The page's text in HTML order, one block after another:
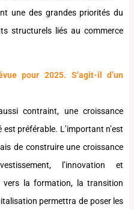
une des grandes priorités du
structurels liés au commerce
pour 2025. S’agit-il d’un
contraint, une croissance
préférable. L’important n’est
de construire une croissance
l’innovation et
vers la formation, la transition
permettra de poser les